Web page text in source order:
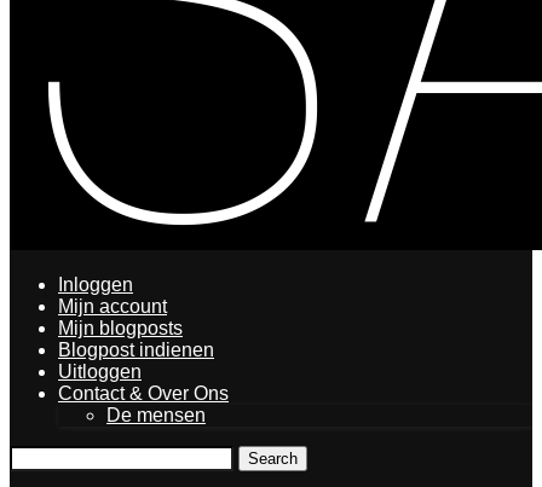
Inloggen
Mijn account
Mijn blogposts
Blogpost indienen
Uitloggen
Contact & Over Ons
De mensen
Search